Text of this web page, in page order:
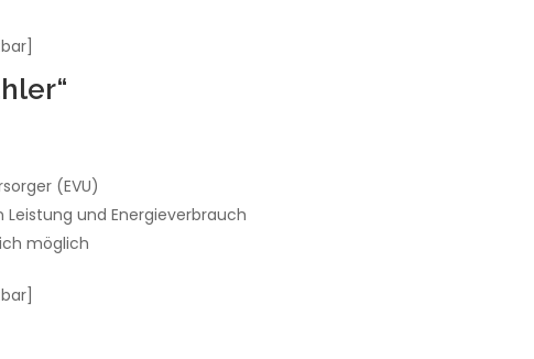
(EVU)
und Energieverbrauch
möglich